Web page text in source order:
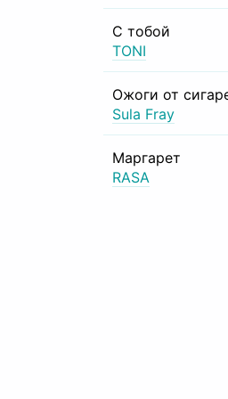
С тобой
TONI
Ожоги от
Sula Fray
Маргарет
RASA